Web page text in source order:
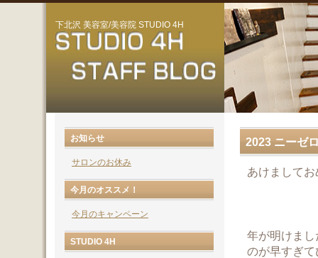
下北沢 美容室/美容院 STUDIO 4H
2023 ニーゼ
あけまして
年が明けま
のが早すぎ
お知らせ
サロンのお休み
今月のオススメ！
今月のキャンペーン
STUDIO 4H